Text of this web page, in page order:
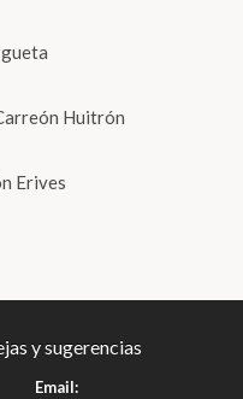
Huitrón
Erives
y sugerencias
Email: